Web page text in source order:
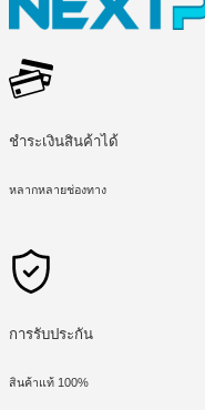
ชำระเงินสินค้าได้
หลากหลายช่องทาง
การรับประกัน
สินค้าแท้ 100%